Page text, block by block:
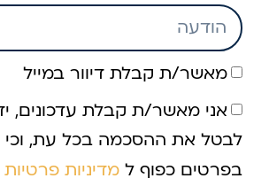
מאשר/ת קבלת דיוור במייל
אני מאשר/ת קבלת עדכונים,
לבטל את ההסכמה בכל עת, וכי
בפרטים כפוף ל מדיניות פרטיות